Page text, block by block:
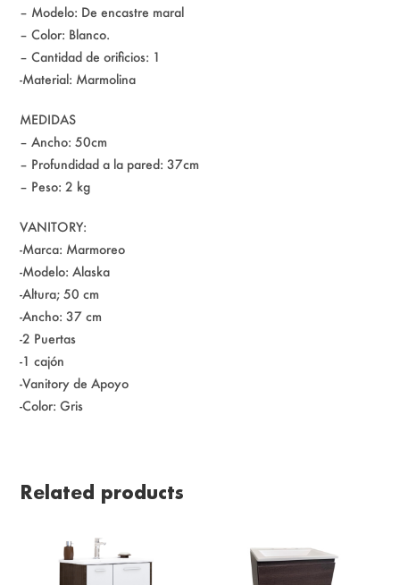
– Modelo: De encastre maral
– Color: Blanco.
– Cantidad de orificios: 1
-Material: Marmolina
MEDIDAS
– Ancho: 50cm
– Profundidad a la pared: 37cm
– Peso: 2 kg
VANITORY:
-Marca: Marmoreo
-Modelo: Alaska
-Altura; 50 cm
-Ancho: 37 cm
-2 Puertas
-1 cajón
-Vanitory de Apoyo
-Color: Gris
Related products